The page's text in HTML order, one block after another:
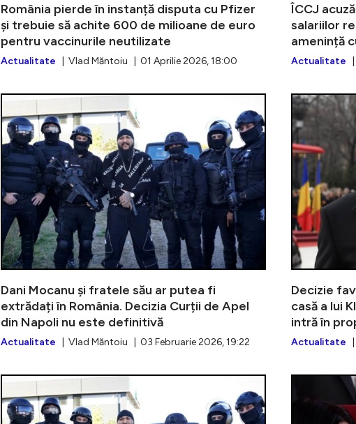
România pierde în instanță disputa cu Pfizer
și trebuie să achite 600 de milioane de euro
pentru vaccinurile neutilizate
Actualitate | Vlad Măntoiu | 01 Aprilie 2026, 18:00
ÎCCJ
salariilor
amenință
Actualitate
Mister în dosarul
Dani Mocanu și fratele său ar putea fi
extrădați în România. Decizia Curții de Apel
din Napoli nu este definitivă
Actualitate | Vlad Măntoiu | 03 Februarie 2026, 19:22
Decizie
casă a lui
intră în
Actualitate
Dani Mocanu cere